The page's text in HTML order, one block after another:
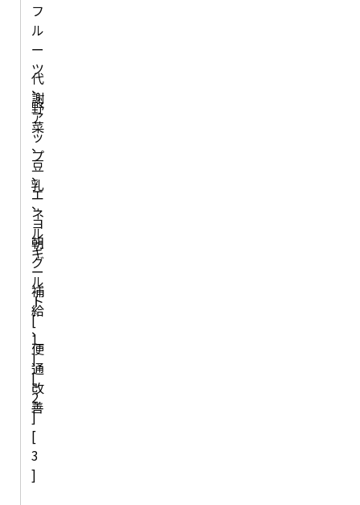
朝
代
謝
ア
ッ
プ
、
エ
ネ
ル
ギ
ー
補
給
、
便
通
改
善
フ
ル
ー
ツ
、
野
菜
、
豆
乳
、
ヨ
ー
グ
ル
ト
[
1
]
[
2
]
[
3
]